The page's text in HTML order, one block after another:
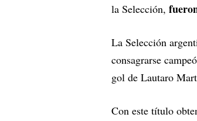
la Selección,
La Selección
consagrarse
gol de Lautaro
Con este título